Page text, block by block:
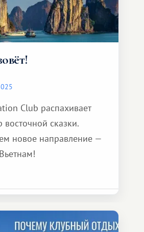
Club распахивает
сказки.
новое направление —